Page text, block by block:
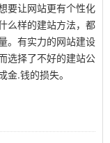
要让网站更有个性化
么样的建站方法，都
。有实力的网站建设
选择了不好的建站公
.钱的损失。